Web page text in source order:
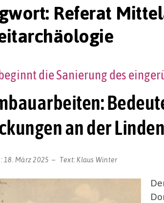
Referat
an der
die Sanierung des
18. März 2025 Text:Klaus Winter